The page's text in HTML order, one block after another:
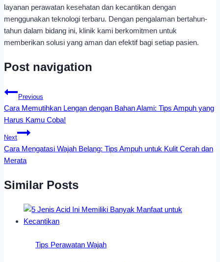
layanan perawatan kesehatan dan kecantikan dengan
menggunakan teknologi terbaru. Dengan pengalaman bertahun-
tahun dalam bidang ini, klinik kami berkomitmen untuk
memberikan solusi yang aman dan efektif bagi setiap pasien.
Post navigation
Previous
Cara Memutihkan Lengan dengan Bahan Alami: Tips Ampuh yang
Harus Kamu Coba!
Next
Cara Mengatasi Wajah Belang: Tips Ampuh untuk Kulit Cerah dan
Merata
Similar Posts
Tips Perawatan Wajah